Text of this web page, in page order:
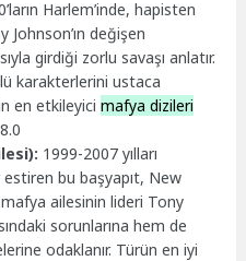
Harlem’inde, hapisten
değişen
girdiği zorlu savaşı anlatır.
karakterlerini ustaca
en etkileyicimafya dizileri
1999-2007 yılları
estiren bu başyapıt, New
ailesinin lideri Tony
sorunlarına hem de
odaklanır. Türün en iyi